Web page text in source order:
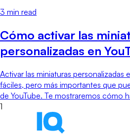
3 min read
Cómo activar las
personalizadas en
Activar las miniaturas personalizadas
fáciles, pero más importantes que
de YouTube. Te mostraremos cómo
1